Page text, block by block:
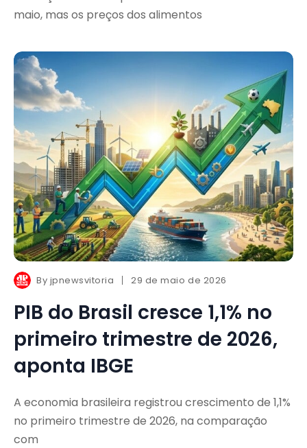
maio, mas os preços dos alimentos
By jpnewsvitoria 29 de maio de 2026
PIB do Brasil cresce 1,1% no
primeiro trimestre de 2026,
aponta IBGE
A economia brasileira registrou crescimento de 1,1%
no primeiro trimestre de 2026, na comparação
com